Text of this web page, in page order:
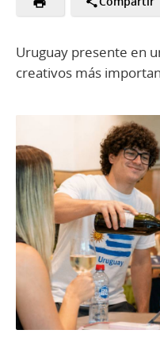
Uruguay presente en
creativos más